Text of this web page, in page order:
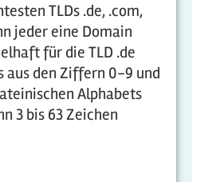
TLDs .de, .com,
jeder eine Domain
für die TLD .de
aus den Ziffern 0-9 und
Alphabets
3 bis 63 Zeichen